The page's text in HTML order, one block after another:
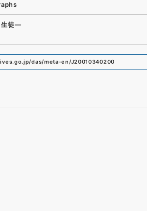
生徒―
das/meta-en/J20010340200